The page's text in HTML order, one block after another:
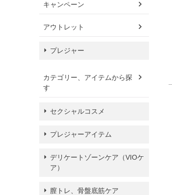
キャンペーン
アウトレット
プレジャー
カテゴリー、アイテムから探
す
セクシャルコスメ
プレジャーアイテム
デリケートゾーンケア（VIOケ
ア）
膣トレ、骨盤底筋ケア